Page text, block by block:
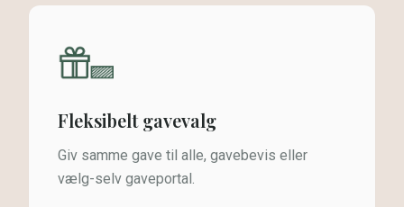
Fleksibelt gavevalg
Giv samme gave til alle, gavebevis eller
vælg-selv gaveportal.